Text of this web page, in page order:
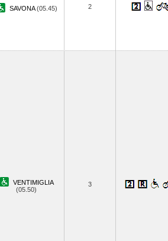
SAVONA(05.45) 2
VENTIMIGLIA
(05.50)
3